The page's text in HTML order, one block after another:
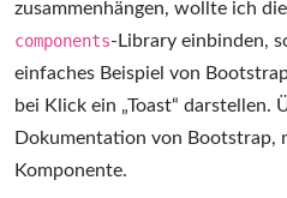
zusammenhängen, wollte ich
components-Library einbinden,
einfaches Beispiel von
bei Klick ein „Toast“ darstellen.
Dokumentation von Bootstrap,
Komponente.